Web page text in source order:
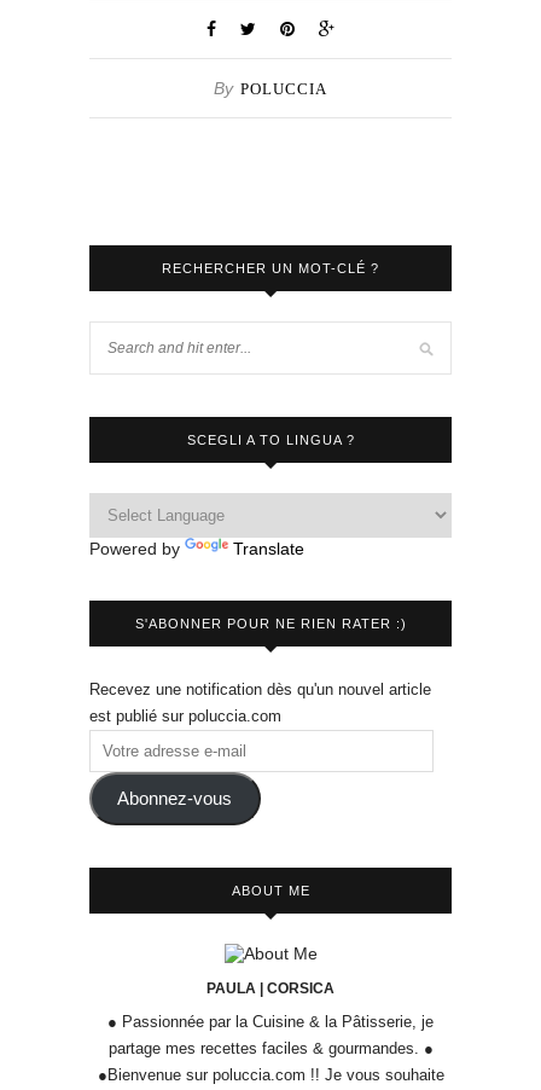
By POLUCCIA
RECHERCHER UN MOT-CLÉ ?
SCEGLI A TO LINGUA ?
Powered by Translate
S'ABONNER POUR NE RIEN RATER :)
Recevez une notification dès qu'un nouvel article
est publié sur poluccia.com
Abonnez-vous
ABOUT ME
PAULA | CORSICA
● Passionnée par la Cuisine & la Pâtisserie, je
partage mes recettes faciles & gourmandes. ●
●Bienvenue sur poluccia.com !! Je vous souhaite